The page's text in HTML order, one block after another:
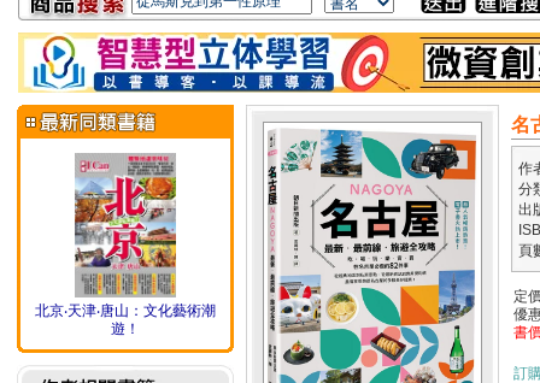
北京‧天津‧唐山：文化藝術潮
遊！
名
作
分
出
頁
定
優
書
訂